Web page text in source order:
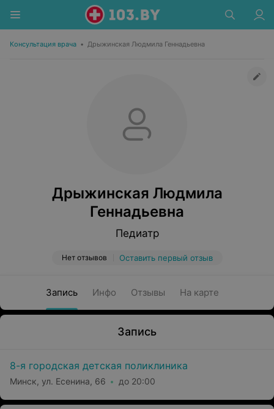
Консультация врача • Дрыжинская Людмила Геннадьевна
Дрыжинская Людмила
Геннадьевна
Педиатр
Нет отзывов Оставить первый отзыв
Запись Инфо Отзывы На карте
Запись
8-я городская детская поликлиника
Минск, ул. Есенина, 66 до 20:00